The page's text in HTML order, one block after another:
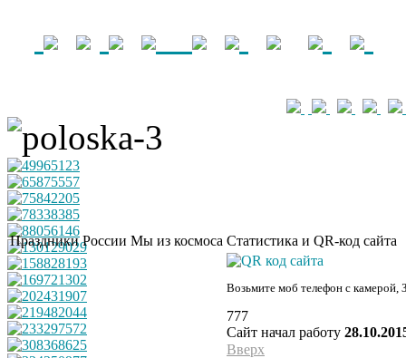
Праздники России Мы из космоса Статистика и QR-код сайта
Возьмите моб телефон с камерой,
777
Сайт начал работу
Вверх